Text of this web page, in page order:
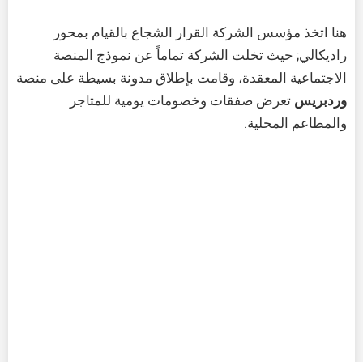
هنا اتخذ مؤسس الشركة القرار الشجاع بالقيام بمحور
راديكالي; حيث تخلت الشركة تماماً عن نموذج المنصة
الاجتماعية المعقدة، وقامت بإطلاق مدونة بسيطة على منصة
وردبريس تعرض صفقات وخصومات يومية للمتاجر
والمطاعم المحلية.